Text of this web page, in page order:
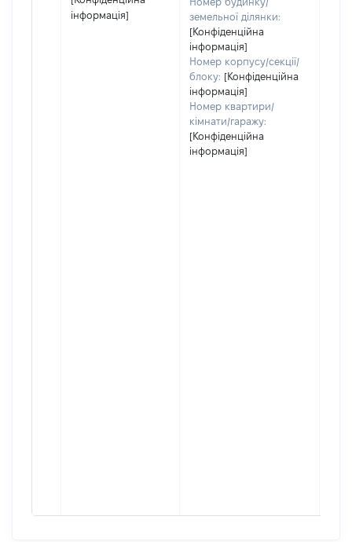
інформація]
земельної ділянки:
[Конфіденційна
інформація]
Номер корпусу/секції/
блоку: [Конфіденційна
інформація]
Номер квартири/
кімнати/гаражу:
[Конфіденційна
інформація]